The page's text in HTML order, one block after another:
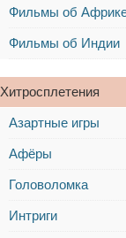
Фильмы об
Фильмы об Индии
Хитросплетения
Азартные игры
Афёры
Головоломка
Интриги